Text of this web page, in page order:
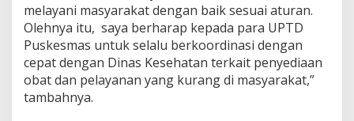
melayani masyarakat dengan baik sesuai aturan.
Olehnya itu, saya berharap kepada para UPTD
Puskesmas untuk selalu berkoordinasi dengan
cepat dengan Dinas Kesehatan terkait penyediaan
obat dan pelayanan yang kurang di masyarakat,”
tambahnya.